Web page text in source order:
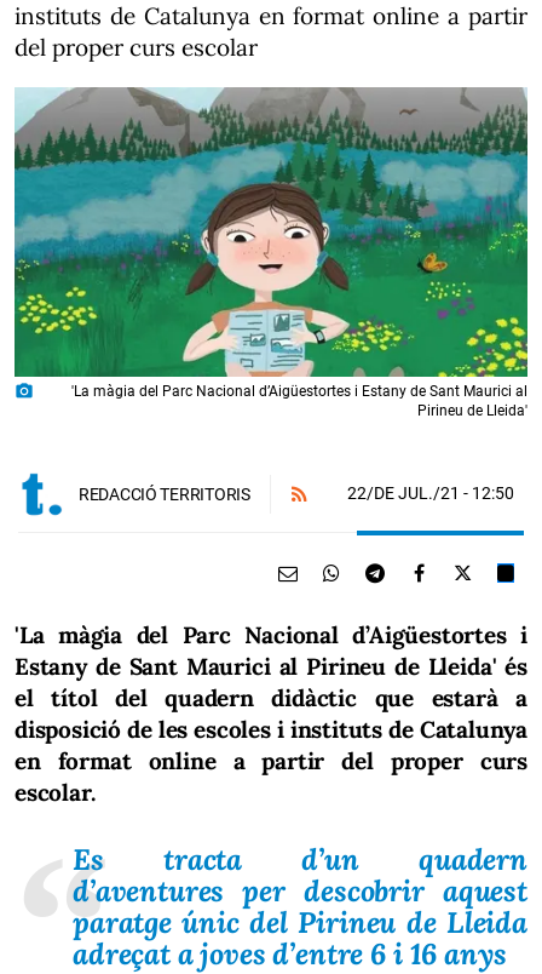
instituts de Catalunya en format online a partir
del proper curs escolar
photo_camera
'La màgia del Parc Nacional d’Aigüestortes i Estany de Sant Maurici al
Pirineu de Lleida'
REDACCIÓ TERRITORIS 22/DE JUL./21 - 12:50
'La màgia del Parc Nacional d’Aigüestortes i
Estany de Sant Maurici al Pirineu de Lleida' és
el títol del quadern didàctic que estarà a
disposició de les escoles i instituts de Catalunya
en format online a partir del proper curs
escolar.
Es tracta d’un quadern
d’aventures per descobrir aquest
paratge únic del Pirineu de Lleida
adreçat a joves d’entre 6 i 16 anys